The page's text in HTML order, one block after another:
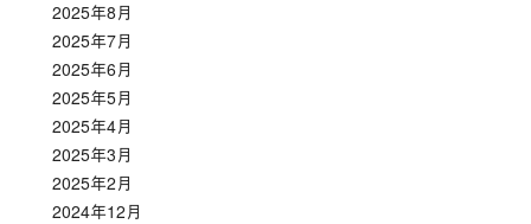
2025年8月
2025年7月
2025年6月
2025年5月
2025年4月
2025年3月
2025年2月
2024年12月